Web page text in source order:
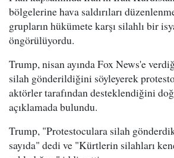
bölgelerine hava saldırıları
grupların hükümete karşı silahlı bir
öngörülüyordu.
Trump, nisan ayında Fox News'e
silah gönderildiğini söyleyerek
aktörler tarafından desteklendiğini
açıklamada bulundu.
Trump, "Protestoculara silah
sayıda" dedi ve "Kürtlerin silahları